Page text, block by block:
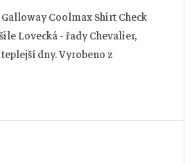
Coolmax Shirt Check
Lovecká - řady Chevalier,
dny. Vyrobeno z